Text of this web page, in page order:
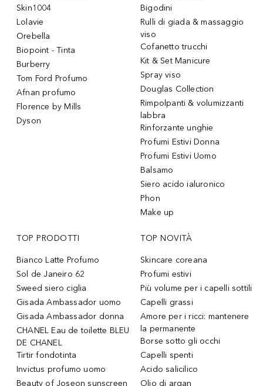
Skin1004
Lolavie
Orebella
Biopoint - Tinta
Burberry
Tom Ford Profumo
Afnan profumo
Florence by Mills
Dyson
Bigodini
Rulli di giada & massaggio
viso
Cofanetto trucchi
Kit & Set Manicure
Spray viso
Douglas Collection
Rimpolpanti & volumizzanti
labbra
Rinforzante unghie
Profumi Estivi Donna
Profumi Estivi Uomo
Balsamo
Siero acido ialuronico
Phon
Make up
TOP PRODOTTI
Bianco Latte Profumo
Sol de Janeiro 62
Sweed siero ciglia
Gisada Ambassador uomo
Gisada Ambassador donna
CHANEL Eau de toilette BLEU
DE CHANEL
Tirtir fondotinta
Invictus profumo uomo
Beauty of Joseon sunscreen
TOP NOVITÀ
Skincare coreana
Profumi estivi
Più volume per i capelli sottili
Capelli grassi
Amore per i ricci: mantenere
la permanente
Borse sotto gli occhi
Capelli spenti
Acido salicilico
Olio di argan